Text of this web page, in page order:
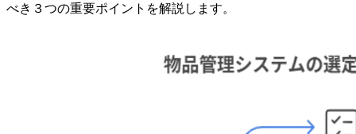
べき３つの重要ポイントを解説します。